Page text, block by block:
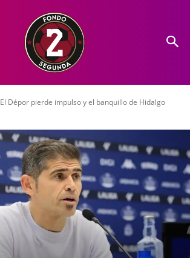
El Dépor pierde impulso y el banquillo de Hidalgo